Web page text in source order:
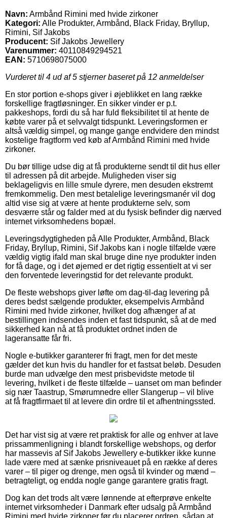
Navn: Armbånd Rimini med hvide zirkoner
Kategori: Alle Produkter, Armbånd, Black Friday, Bryllup,
Rimini, Sif Jakobs
Producent: Sif Jakobs Jewellery
Varenummer: 40110849294521
EAN: 5710698075000
Vurderet til 4 ud af 5 stjerner baseret på 12 anmeldelser
En stor portion e-shops giver i øjeblikket en lang række
forskellige fragtløsninger. En sikker vinder er p.t.
pakkeshops, fordi du så har fuld fleksibilitet til at hente de
købte varer på et selvvalgt tidspunkt. Leveringsformen er
altså vældig simpel, og mange gange endvidere den mindst
kostelige fragtform ved køb af Armbånd Rimini med hvide
zirkoner.
Du bør tillige udse dig at få produkterne sendt til dit hus eller
til adressen på dit arbejde. Muligheden viser sig
beklageligvis en lille smule dyrere, men desuden ekstremt
fremkommelig. Den mest betalelige leveringsmanér vil dog
altid vise sig at være at hente produkterne selv, som
desværre står og falder med at du fysisk befinder dig nærved
internet virksomhedens bopæl.
Leveringsdygtigheden på Alle Produkter, Armbånd, Black
Friday, Bryllup, Rimini, Sif Jakobs kan i nogle tilfælde være
vældig vigtig ifald man skal bruge dine nye produkter inden
for få dage, og i det øjemed er det rigtig essentielt at vi ser
den forventede leveringstid for det relevante produkt.
De fleste webshops giver løfte om dag-til-dag levering på
deres bedst sælgende produkter, eksempelvis Armbånd
Rimini med hvide zirkoner, hvilket dog afhænger af at
bestillingen indsendes inden et fast tidspunkt, så at de med
sikkerhed kan nå at få produktet ordnet inden de
lageransatte får fri.
Nogle e-butikker garanterer fri fragt, men for det meste
gælder det kun hvis du handler for et fastsat beløb. Desuden
burde man udvælge den mest prisbevidste metode til
levering, hvilket i de fleste tilfælde – uanset om man befinder
sig nær Taastrup, Smørumnedre eller Slangerup – vil blive
at få fragtfirmaet til at levere din ordre til et afhentningssted.
Det har vist sig at være ret praktisk for alle og enhver at lave
prissammenligning i blandt forskellige webshops, og derfor
har massevis af Sif Jakobs Jewellery e-butikker ikke kunne
lade være med at sænke prisniveauet på en række af deres
varer – til piger og drenge, men også til kvinder og mænd –
betragteligt, og endda nogle gange garantere gratis fragt.
Dog kan det trods alt være lønnende at efterprøve enkelte
internet virksomheder i Danmark efter udsalg på Armbånd
Rimini med hvide zirkoner før du placerer ordren, sådan at